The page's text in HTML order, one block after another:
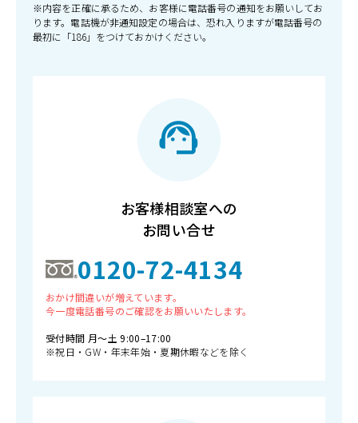
※内容を正確に承るため、お客様に電話番号の通知をお願いしてお
ります。電話機が非通知設定の場合は、恐れ入りますが電話番号の
最初に「186」をつけておかけください。
お客様相談室への
お問い合せ
0120-72-4134
おかけ間違いが増えています。
今一度電話番号のご確認をお願いいたします。
受付時間 月〜土 9:00–17:00
※祝日・GW・年末年始・夏期休暇などを除く